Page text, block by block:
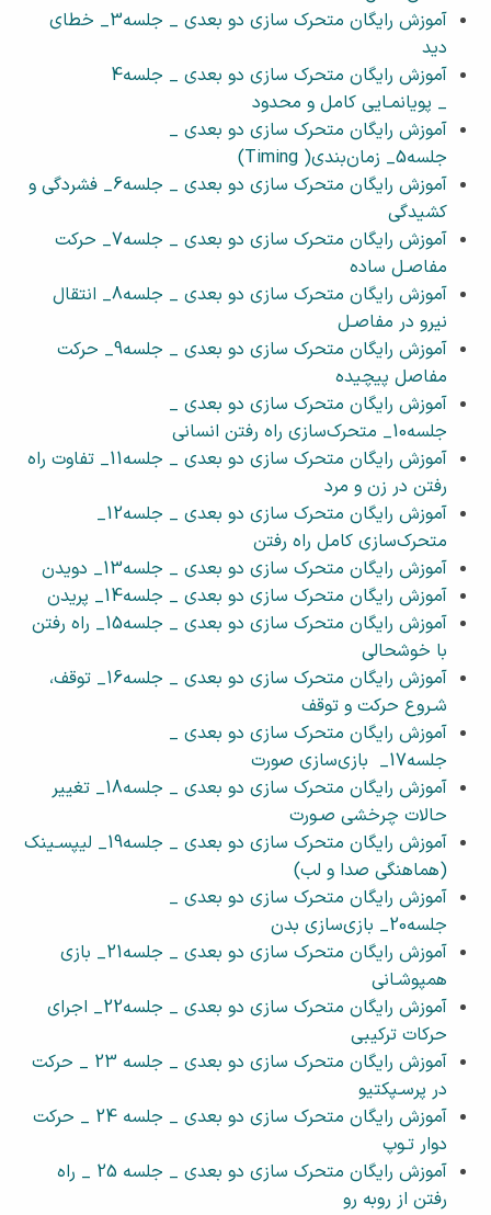
آموزش رایگان متحرک سازی دو بعدی _ جلسه3_ خطای
دید
آموزش رایگان متحرک سازی دو بعدی _ جلسه4
_ پویانمـایی کامل و محدود
آموزش رایگان متحرک سازی دو بعدی _
جلسه5_ زمان‌بندی( Timing)
آموزش رایگان متحرک سازی دو بعدی _ جلسه6_ فشردگی و
کشیدگی
آموزش رایگان متحرک سازی دو بعدی _ جلسه7_ حرکت
مفاصـل ساده
آموزش رایگان متحرک سازی دو بعدی _ جلسه8_ انتقال
نیرو در مفاصـل
آموزش رایگان متحرک سازی دو بعدی _ جلسه9_ حرکت
مفاصل پیچیده
آموزش رایگان متحرک سازی دو بعدی _
جلسه10_ متحرک‌‌سازی راه رفتن انسانی
آموزش رایگان متحرک سازی دو بعدی _ جلسه11_ تفاوت راه
رفتن در زن و مرد
آموزش رایگان متحرک سازی دو بعدی _ جلسه12_
متحرک‌سازی کامل راه رفتن
آموزش رایگان متحرک سازی دو بعدی _ جلسه13_ دویدن
آموزش رایگان متحرک سازی دو بعدی _ جلسه14_ پریدن
آموزش رایگان متحرک سازی دو بعدی _ جلسه15_ راه رفتن
با خوشحالی
آموزش رایگان متحرک سازی دو بعدی _ جلسه16_ توقف،
شـروع حرکت و توقف
آموزش رایگان متحرک سازی دو بعدی _
جلسه17_ بازی‌سازی صورت
آموزش رایگان متحرک سازی دو بعدی _ جلسه18_ تغییر
حالات چرخشی صـورت
آموزش رایگان متحرک سازی دو بعدی _ جلسه19_ لیپسـینک
(هماهنگی صدا و لب)
آموزش رایگان متحرک سازی دو بعدی _
جلسه20_ بازی‌سازی بدن
آموزش رایگان متحرک سازی دو بعدی _ جلسه21_ بازی
همپوشـانی
آموزش رایگان متحرک سازی دو بعدی _ جلسه22_ اجرای
حرکات ترکیبی
آموزش رایگان متحرک سازی دو بعدی _ جلسه 23 _ حرکت
در پرسـپکتیو
آموزش رایگان متحرک سازی دو بعدی _ جلسه 24 _ حرکت
دوار تـوپ
آموزش رایگان متحرک سازی دو بعدی _ جلسه 25 _ راه
رفتن از روبه رو